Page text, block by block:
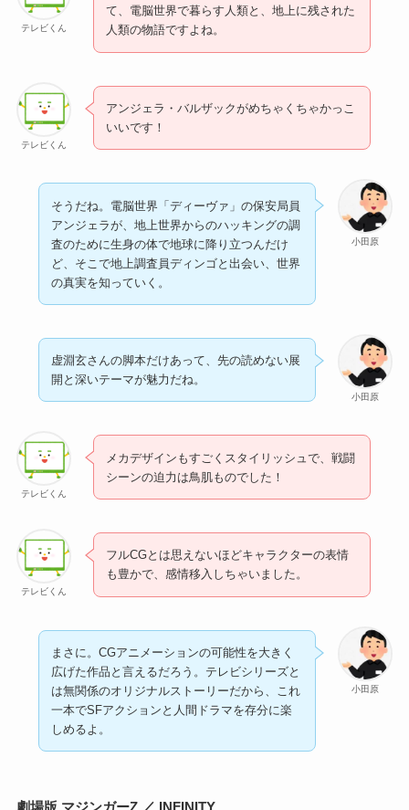
テレビくん
て、電脳世界で暮らす人類と、地上に残された
人類の物語ですよね。
テレビくん
アンジェラ・バルザックがめちゃくちゃかっこ
いいです！
小田原
そうだね。電脳世界「ディーヴァ」の保安局員
アンジェラが、地上世界からのハッキングの調
査のために生身の体で地球に降り立つんだけ
ど、そこで地上調査員ディンゴと出会い、世界
の真実を知っていく。
小田原
虚淵玄さんの脚本だけあって、先の読めない展
開と深いテーマが魅力だね。
テレビくん
メカデザインもすごくスタイリッシュで、戦闘
シーンの迫力は鳥肌ものでした！
テレビくん
フルCGとは思えないほどキャラクターの表情
も豊かで、感情移入しちゃいました。
小田原
まさに。CGアニメーションの可能性を大きく
広げた作品と言えるだろう。テレビシリーズと
は無関係のオリジナルストーリーだから、これ
一本でSFアクションと人間ドラマを存分に楽
しめるよ。